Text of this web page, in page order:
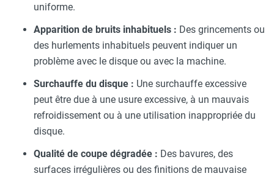
uniforme.
Apparition de bruits inhabituels : Des grincements ou
des hurlements inhabituels peuvent indiquer un
problème avec le disque ou avec la machine.
Surchauffe du disque : Une surchauffe excessive
peut être due à une usure excessive, à un mauvais
refroidissement ou à une utilisation inappropriée du
disque.
Qualité de coupe dégradée : Des bavures, des
surfaces irrégulières ou des finitions de mauvaise